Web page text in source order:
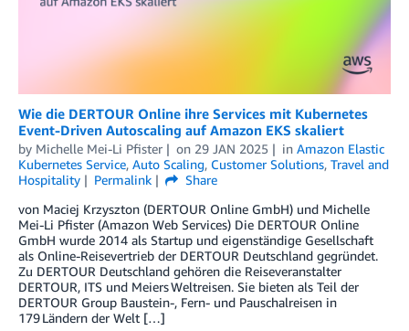
Wie die DERTOUR Online ihre Services mit Kubernetes
Event-Driven Autoscaling auf Amazon EKS skaliert
by Michelle Mei-Li Pfister on 29 JAN 2025 in Amazon Elastic
Kubernetes Service, Auto Scaling, Customer Solutions, Travel and
Hospitality
Permalink
Share
von Maciej Krzyszton (DERTOUR Online GmbH) und Michelle
Mei-Li Pfister (Amazon Web Services) Die DERTOUR Online
GmbH wurde 2014 als Startup und eigenständige Gesellschaft
als Online-Reisevertrieb der DERTOUR Deutschland gegründet.
Zu DERTOUR Deutschland gehören die Reiseveranstalter
DERTOUR, ITS und Meiers Weltreisen. Sie bieten als Teil der
DERTOUR Group Baustein-, Fern- und Pauschalreisen in
179 Ländern der Welt […]